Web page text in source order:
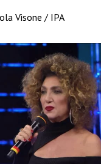
Visone / IPA